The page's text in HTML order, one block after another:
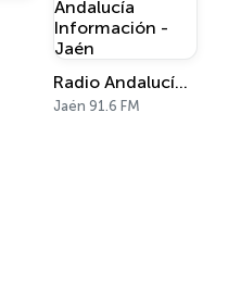
Radio Andalucía Información - Jaén
Jaén 91.6 FM